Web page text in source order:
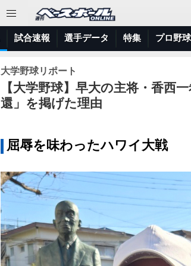
試合速報 選手データ 特集 プロ野球
大学野球リポート
【大学野球】早大の主将・香西
還」を掲げた理由
屈辱を味わったハワイ大戦